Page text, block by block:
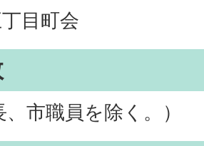
目町会
市職員を除く。）